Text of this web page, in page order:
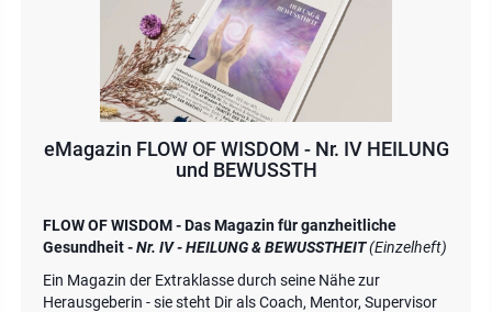
eMagazin FLOW OF WISDOM - Nr. IV HEILUNG
und BEWUSSTH
FLOW OF WISDOM - Das Magazin für ganzheitliche
Gesundheit -Nr. IV - HEILUNG & BEWUSSTHEIT(Einzelheft)
Ein Magazin der Extraklasse durch seine Nähe zur
Herausgeberin - sie steht Dir als Coach, Mentor, Supervisor